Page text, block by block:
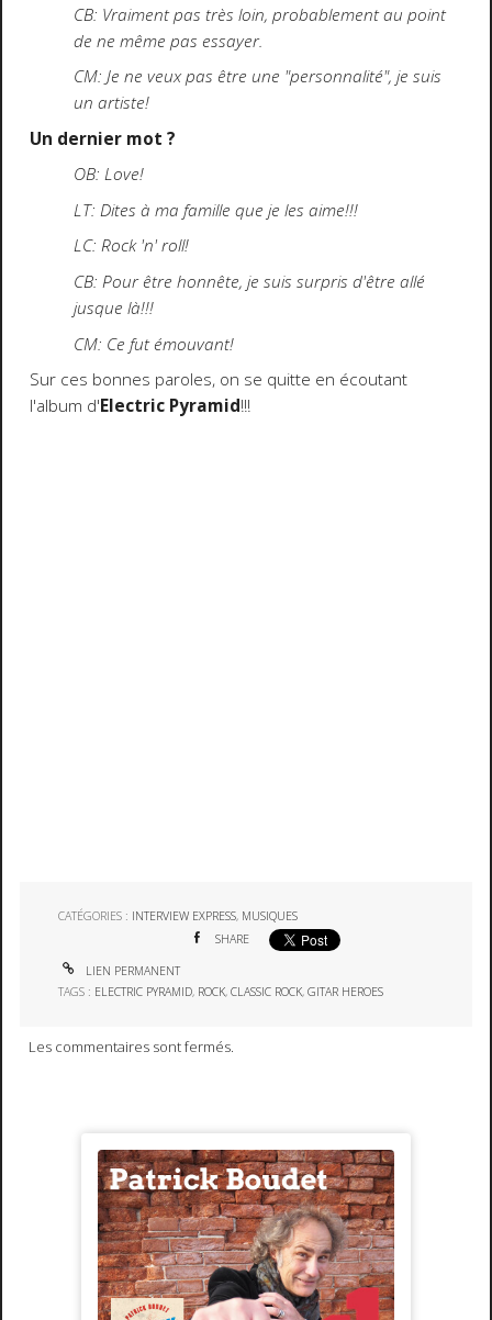
CB: Vraiment pas très loin, probablement au point
de ne même pas essayer.
CM: Je ne veux pas être une "personnalité", je suis
un artiste!
Un dernier mot ?
OB: Love!
LT: Dites à ma famille que je les aime!!!
LC: Rock 'n' roll!
CB: Pour être honnête, je suis surpris d'être allé
jusque là!!!
CM: Ce fut émouvant!
Sur ces bonnes paroles, on se quitte en écoutant
l'album d'Electric Pyramid!!!
CATÉGORIES : INTERVIEW EXPRESS, MUSIQUES
SHARE
LIEN PERMANENT
TAGS : ELECTRIC PYRAMID, ROCK,CLASSIC ROCK,GITAR HEROES
Les commentaires sont fermés.